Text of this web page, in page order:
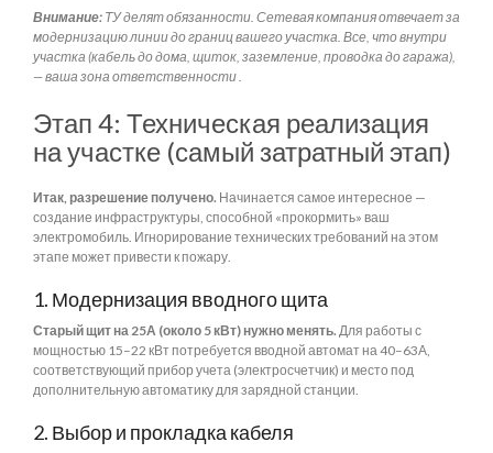
Внимание: ТУ делят обязанности. Сетевая компания отвечает за
модернизацию линии до границ вашего участка. Все, что внутри
участка (кабель до дома, щиток, заземление, проводка до гаража),
— ваша зона ответственности .
Этап 4: Техническая реализация
на участке (самый затратный этап)
Итак, разрешение получено. Начинается самое интересное —
создание инфраструктуры, способной «прокормить» ваш
электромобиль. Игнорирование технических требований на этом
этапе может привести к пожару.
1. Модернизация вводного щита
Старый щит на 25А (около 5 кВт) нужно менять. Для работы с
мощностью 15–22 кВт потребуется вводной автомат на 40–63А,
соответствующий прибор учета (электросчетчик) и место под
дополнительную автоматику для зарядной станции.
2. Выбор и прокладка кабеля